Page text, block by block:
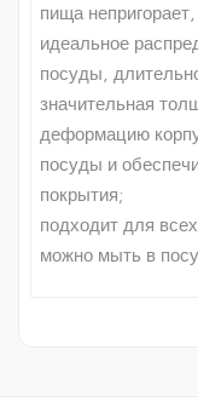
пища
идеальное
посуды,
значительная
деформацию
посуды и
покрытия;
подходит для
можно мыть в